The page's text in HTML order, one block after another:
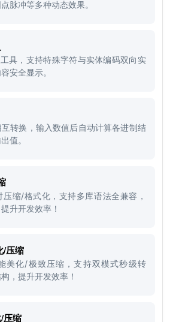
脉冲等多种动态效果。
具，支持特殊字符与实体编码双向实
安全显示。
转换，输入数值后自动计算各进制结
值。
缩/格式化，支持多库语法全兼容，
升开发效率！
/压缩
美化/极致压缩，支持双模式秒级转
，提升开发效率！
压缩